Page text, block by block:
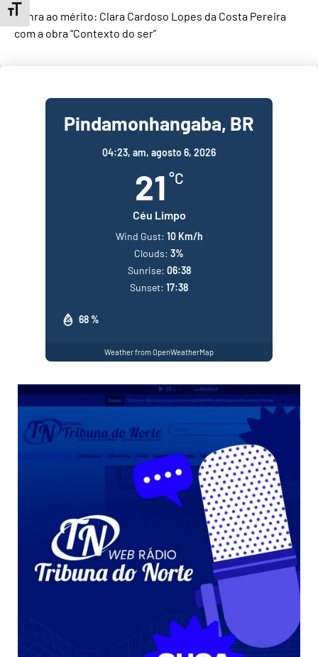
Toggle Font size
Honra ao mérito: Clara Cardoso Lopes da Costa Pereira
com a obra “Contexto do ser”
Pindamonhangaba, BR
04:23, am, agosto 6, 2026
21 °C
Céu Limpo
68 %
Wind Gust: 10 Km/h
Clouds: 3%
Sunrise: 06:38
Sunset: 17:38
Weather from OpenWeatherMap